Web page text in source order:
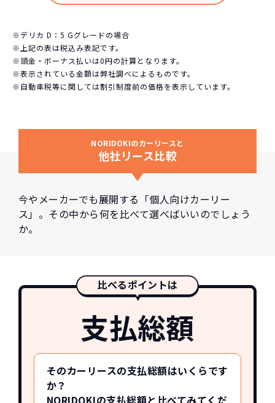
※デリカ D：5 Gグレードの場合
※上記の表は税込み表記です。
※頭金・ボーナス払いは0円の計算となります。
※表示されている金額は弊社調べによるものです。
※自動車税等に関しては割引制度前の価格を表示しています。
NORIDOKIのカーリースと
他社リース比較
今やメーカーでも展開する「個人向けカーリー
ス」。その中から何を比べて選べばいいのでしょう
か。
比べるポイントは
支払総額
そのカーリースの支払総額はいくらです
か？
NORIDOKIの支払総額と比べてみてくだ